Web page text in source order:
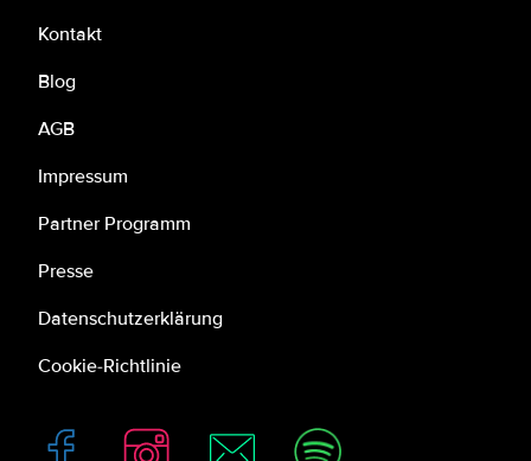
Kontakt
Blog
AGB
Impressum
Partner Programm
Presse
Datenschutzerklärung
Cookie-Richtlinie